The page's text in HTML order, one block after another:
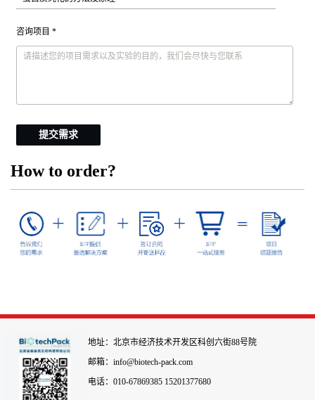
咨询项目 *
提交需求
How to order?
地址：北京市经济技术开发区科创六街88号院
邮箱：info@biotech-pack.com
电话：010-67869385 15201377680